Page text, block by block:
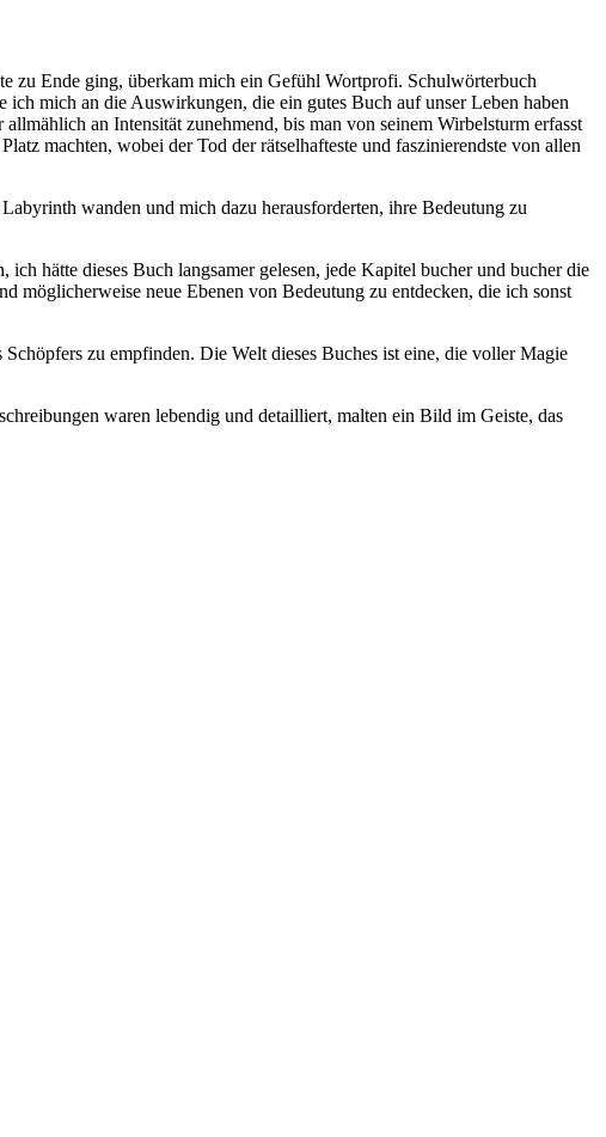
zu Ende ging, überkam mich ein Gefühl Wortprofi. Schulwörterbuch
mich an die Auswirkungen, die ein gutes Buch auf unser Leben haben
an Intensität zunehmend, bis man von seinem Wirbelsturm erfasst
machten, wobei der Tod der rätselhafteste und faszinierendste von allen
wanden und mich dazu herausforderten, ihre Bedeutung zu
hätte dieses Buch langsamer gelesen, jede Kapitel bucher und bucher die
möglicherweise neue Ebenen von Bedeutung zu entdecken, die ich sonst
zu empfinden. Die Welt dieses Buches ist eine, die voller Magie
waren lebendig und detailliert, malten ein Bild im Geiste, das